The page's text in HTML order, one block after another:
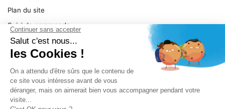
Plan du site
Suivi de commande
Ma facture
Mentions légales
Conditions générales
SERVICE
Pièces détachées